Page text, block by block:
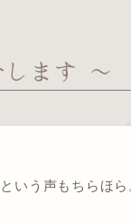
という声もちらほら